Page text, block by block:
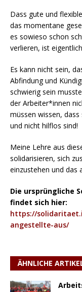
Dass gute und
das momentane
es sowieso schon
verlieren, ist
Es kann nicht sein,
Abfindung und
schwierig sein
der Arbeiter*innen
müssen wissen,
und nicht hilflos sind!
Meine Lehre aus
solidarisieren, sich
einzustehen und das
Die ursprüngliche
findet sich hier:
https://
angestellte-aus/
ÄHNLICHE